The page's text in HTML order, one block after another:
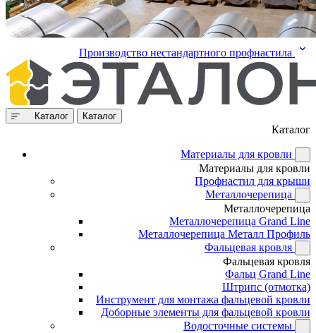
Производство нестандартного профнастила
Каталог Каталог
Каталог
Материалы для кровли
Материалы для кровли
Профнастил для крыши
Металлочерепица
Металлочерепица
Металлочерепица Grand Line
Металлочерепица Металл Профиль
Фальцевая кровля
Фальцевая кровля
Фальц Grand Line
Штрипс (отмотка)
Инструмент для монтажа фальцевой кровли
Доборные элементы для фальцевой кровли
Водосточные системы